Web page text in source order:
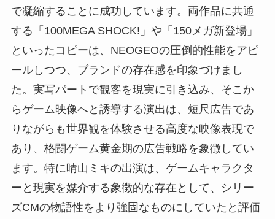
で凝縮することに成功しています。両作品に共通
する「100MEGA SHOCK!」や「150メガ新登場」
といったコピーは、NEOGEOの圧倒的性能をアピ
ールしつつ、ブランドの存在感を印象づけまし
た。実写パートで観客を現実に引き込み、そこか
らゲーム映像へと誘導する演出は、短尺広告であ
りながらも世界観を体験させる高度な映像表現で
あり、格闘ゲーム黄金期の広告戦略を象徴してい
ます。特に晴山ミキの出演は、ゲームキャラクタ
ーと現実を媒介する象徴的な存在として、シリー
ズCMの物語性をより強固なものにしていたと評価